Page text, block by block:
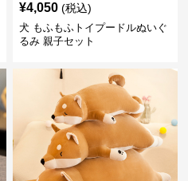
¥4,050 (税込)
犬 もふもふトイプードルぬいぐ
るみ 親子セット